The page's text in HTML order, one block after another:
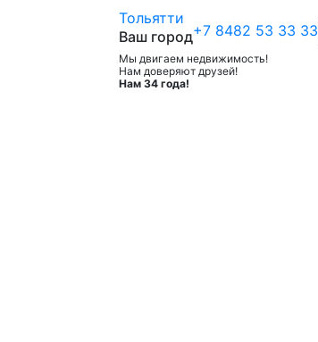
Мы двигаем недвижимость!
Нам доверяют друзей!
Нам 34 года!
Тольятти
Ваш город+7 8482 53 33 33